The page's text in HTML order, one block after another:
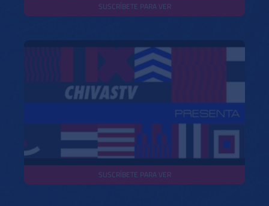
SUSCRÍBETE PARA VER
SUSCRÍBETE PARA VER